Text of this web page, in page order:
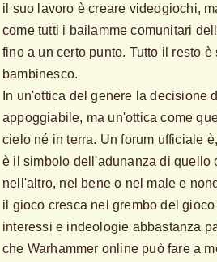
il suo lavoro è creare videogiochi,
come tutti i bailamme comunitari
fino a un certo punto. Tutto il resto
bambinesco.
In un'ottica del genere la decisione
appoggiabile, ma un'ottica come
cielo né in terra. Un forum ufficiale
è il simbolo dell'adunanza di quello
nell'altro, nel bene o nel male e
il gioco cresca nel grembo del
interessi e indeologie abbastanza
che Warhammer online può fare a